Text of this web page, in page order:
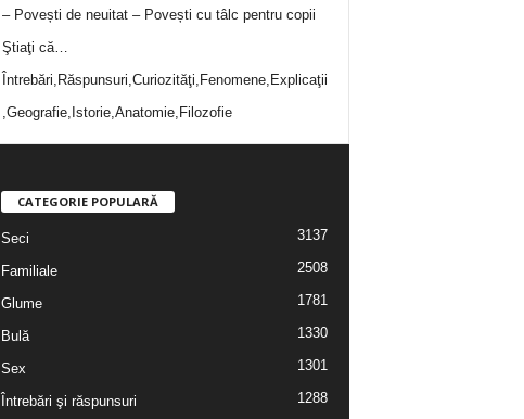
– Povești de neuitat – Povești cu tâlc pentru copii
Ştiaţi că…
Întrebări,Răspunsuri,Curiozităţi,Fenomene,Explicaţii
,Geografie,Istorie,Anatomie,Filozofie
CATEGORIE POPULARĂ
Seci 3137
Familiale 2508
Glume 1781
Bulă 1330
Sex 1301
Întrebări şi răspunsuri 1288